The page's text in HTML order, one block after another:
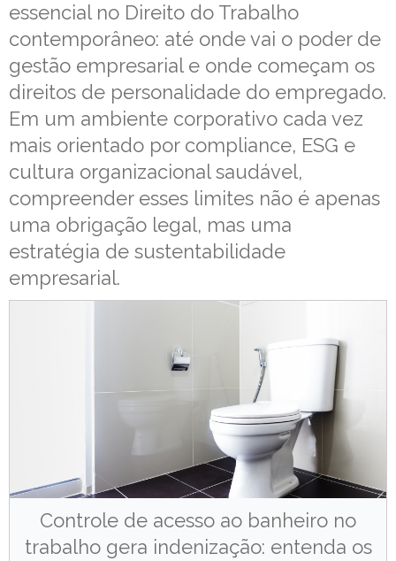
essencial no Direito do Trabalho
contemporâneo: até onde vai o poder de
gestão empresarial e onde começam os
direitos de personalidade do empregado.
Em um ambiente corporativo cada vez
mais orientado por compliance, ESG e
cultura organizacional saudável,
compreender esses limites não é apenas
uma obrigação legal, mas uma
estratégia de sustentabilidade
empresarial.
Controle de acesso ao banheiro no
trabalho gera indenização: entenda os